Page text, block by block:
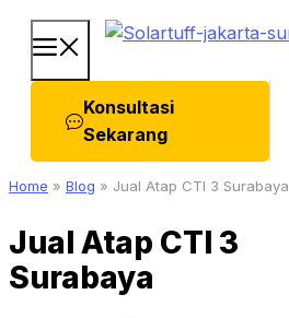
Skip
content
Menu
Konsultasi
Sekarang
Home » Blog » Jual Atap CTI 3 Surabaya
Jual Atap CTI 3
Surabaya